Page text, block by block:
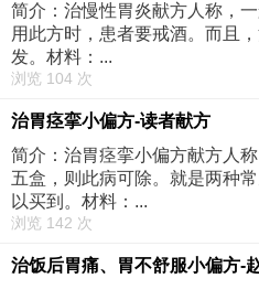
简介：治慢性胃炎献方人称，
用此方时，患者要戒酒。而且
发。材料：...
浏览 104 次
治胃痉挛小偏方-读者献方
简介：治胃痉挛小偏方献方人
五盒，则此病可除。就是两种
以买到。材料：...
浏览 142 次
治饭后胃痛、胃不舒服小偏方-